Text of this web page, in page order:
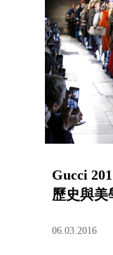
Gucci
歷史與美
06.03.2016